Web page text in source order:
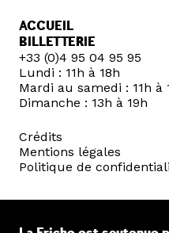
ACCUEIL
BILLETTERIE
+33 (0)4 95 04 95 95
Lundi : 11h à 18h
Mardi au samedi : 11h à
Dimanche : 13h à 19h
Crédits
Mentions légales
Politique de